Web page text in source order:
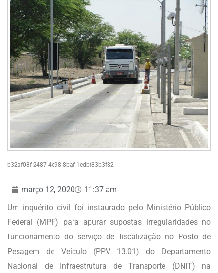
b32af08f-2487-4c98-8baf-1edbf83b3f82
março 12, 2020
11:37 am
Um inquérito civil foi instaurado pelo Ministério Público
Federal (MPF) para apurar supostas irregularidades no
funcionamento do serviço de fiscalização no Posto de
Pesagem de Veículo (PPV 13.01) do Departamento
Nacional de Infraestrutura de Transporte (DNIT) na